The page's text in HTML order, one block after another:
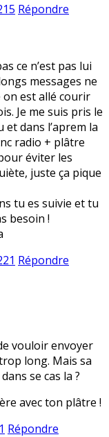
Répondre
ce n’est pas lui
messages ne
on est allé courir
Je me suis pris le
dans l’aprem la
radio + plâtre
éviter les
juste ça pique
tu es suivie et tu
besoin !
Répondre
vouloir envoyer
long. Mais sa
se cas la ?
avec ton plâtre !
Répondre